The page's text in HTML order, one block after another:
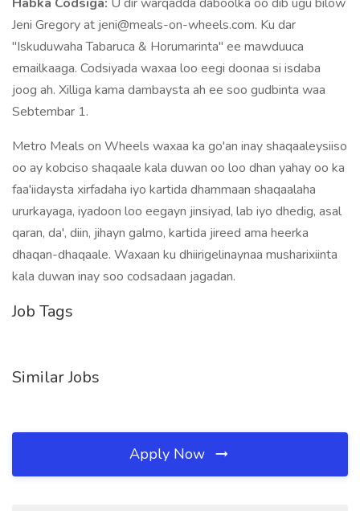
Jeni Gregory at jeni@meals-on-wheels.com. Ku dar
"Iskuduwaha Tabaruca & Horumarinta" ee mawduuca
emailkaaga. Codsiyada waxaa loo eegi doonaa si isdaba
joog ah. Xilliga kama dambaysta ah ee soo gudbinta waa
Sebtembar 1.
Metro Meals on Wheels waxaa ka go'an inay shaqaaleysiiso
oo ay kobciso shaqaale kala duwan oo loo dhan yahay oo ka
faa'iidaysta xirfadaha iyo kartida dhammaan shaqaalaha
ururkayaga, iyadoon loo eegayn jinsiyad, lab iyo dhedig, asal
qaran, da', diin, jihayn galmo, kartida jireed ama heerka
dhaqan-dhaqaale. Waxaan ku dhiirigelinaynaa musharixiinta
kala duwan inay soo codsadaan jagadan.
Job Tags
Similar Jobs
Apply Now